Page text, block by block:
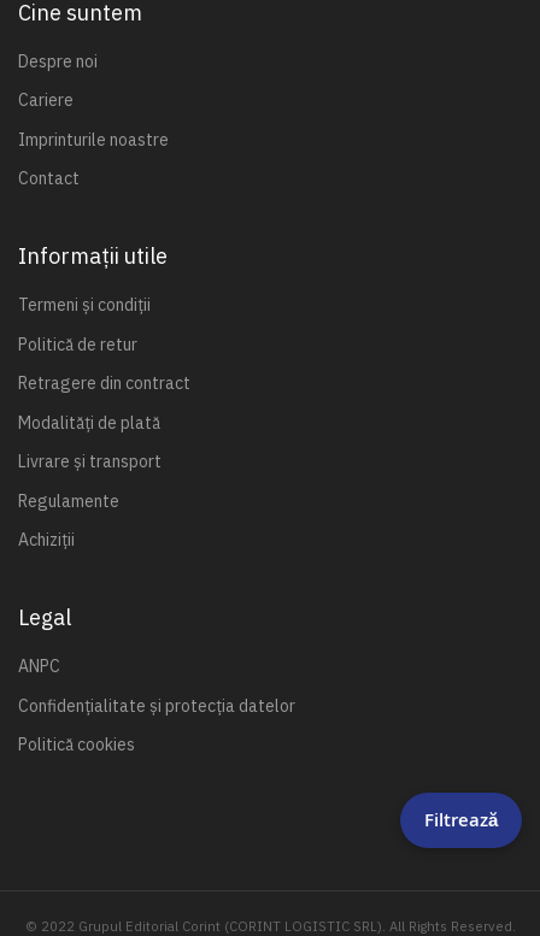
Cine suntem
Despre noi
Cariere
Imprinturile noastre
Contact
Informații utile
Termeni și condiții
Politică de retur
Retragere din contract
Modalități de plată
Livrare și transport
Regulamente
Achiziții
Legal
ANPC
Confidențialitate și protecția datelor
Politică cookies
© 2022 Grupul Editorial Corint (CORINT LOGISTIC SRL). All Rights Reserved.
Filtrează